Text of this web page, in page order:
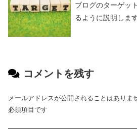
ブログのターゲッ
るように説明しま
コメントを残す
メールアドレスが公開されることはありま
必須項目です